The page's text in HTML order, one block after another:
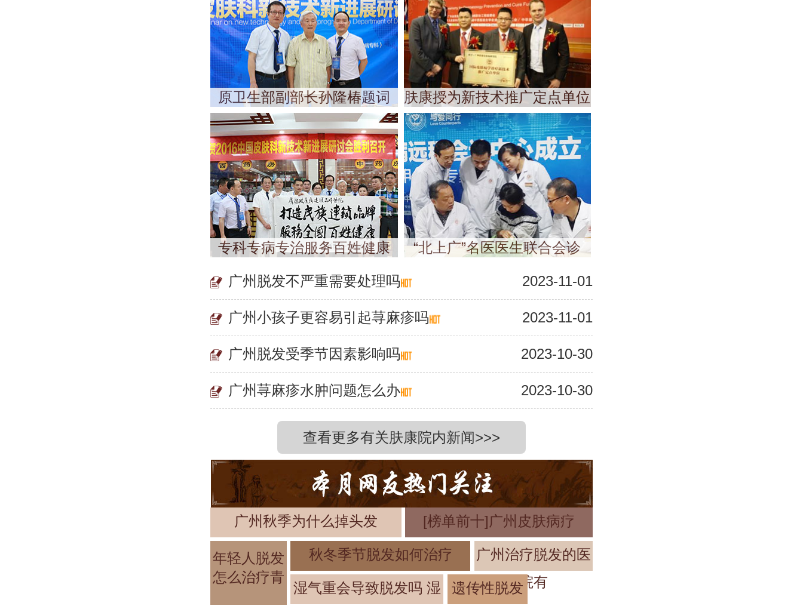
原卫生部副部长孙隆椿题词 肤康授为新技术推广定点单位
专科专病专治服务百姓健康 “北上广”名医医生联合会诊
广州脱发不严重需要处理吗 2023-11-01
广州小孩子更容易引起荨麻疹吗 2023-11-01
广州脱发受季节因素影响吗 2023-10-30
广州荨麻疹水肿问题怎么办 2023-10-30
查看更多有关肤康院内新闻>>>
广州秋季为什么掉头发 [榜单前十]广州皮肤病疗
年轻人脱发
怎么治疗青
秋冬季节脱发如何治疗
广州治疗脱发的医
院有
湿气重会导致脱发吗 湿 遗传性脱发